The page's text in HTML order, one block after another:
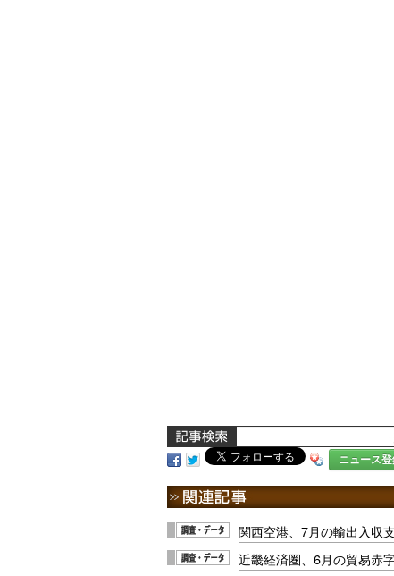
ニュース
関西空港、7月の輸出入収
近畿経済圏、6月の貿易赤